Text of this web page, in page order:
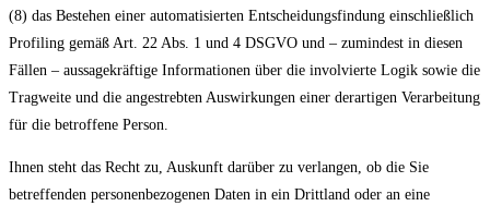
(8) das Bestehen einer automatisierten Entscheidungsfindung einschließlich
Profiling gemäß Art. 22 Abs. 1 und 4 DSGVO und – zumindest in diesen
Fällen – aussagekräftige Informationen über die involvierte Logik sowie die
Tragweite und die angestrebten Auswirkungen einer derartigen Verarbeitung
für die betroffene Person.
Ihnen steht das Recht zu, Auskunft darüber zu verlangen, ob die Sie
betreffenden personenbezogenen Daten in ein Drittland oder an eine